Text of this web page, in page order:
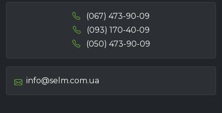
(067) 473-90-09
(093) 170-40-09
(050) 473-90-09
info@selm.com.ua